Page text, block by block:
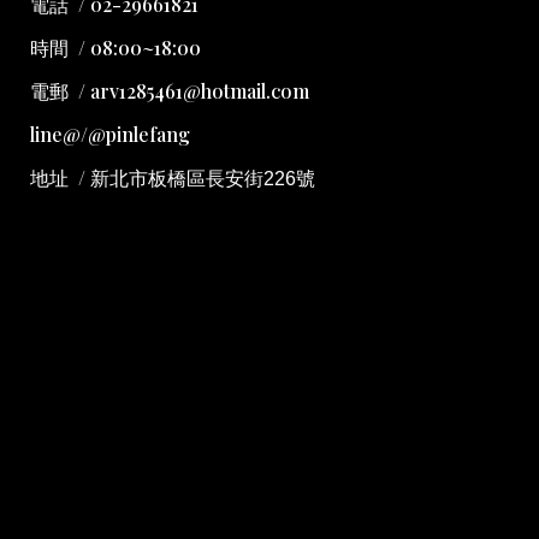
時間 / 08:00~18:00
電郵 / arv1285461@hotmail.com
line@/@pinlefang
地址 / 新北市板橋區長安街226號